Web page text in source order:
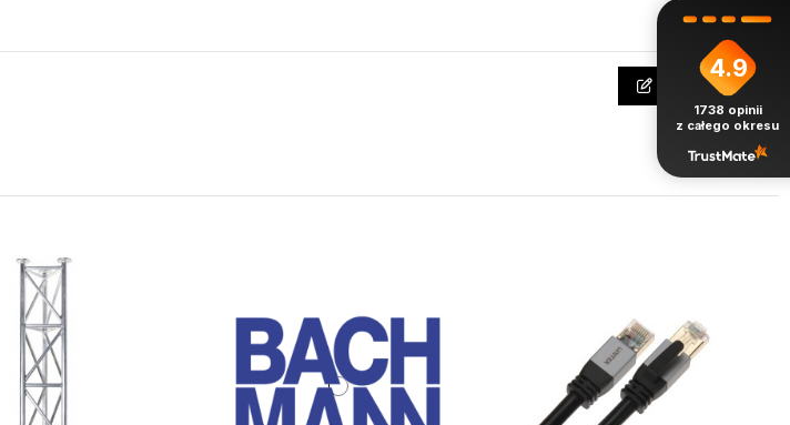
Napisz opinię
4.9
1738 opinii
z całego okresu